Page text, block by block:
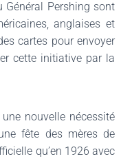
Général Pershing sont
anglaises et
cartes pour envoyer
cette initiative par la
nouvelle nécessité
fête des mères de
qu’en 1926 avec